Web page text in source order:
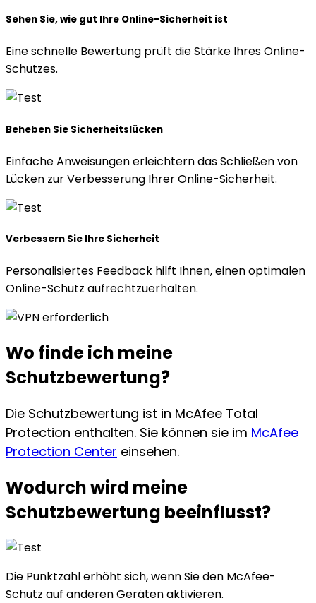
Sehen Sie, wie gut Ihre Online-Sicherheit ist
Eine schnelle Bewertung prüft die Stärke Ihres Online-
Schutzes.
Beheben Sie Sicherheitslücken
Einfache Anweisungen erleichtern das Schließen von
Lücken zur Verbesserung Ihrer Online-Sicherheit.
Verbessern Sie Ihre Sicherheit
Personalisiertes Feedback hilft Ihnen, einen optimalen
Online-Schutz aufrechtzuerhalten.
Wo finde ich meine
Schutzbewertung?
Die Schutzbewertung ist in McAfee Total
Protection enthalten. Sie können sie im McAfee
Protection Center einsehen.
Wodurch wird meine
Schutzbewertung beeinflusst?
Die Punktzahl erhöht sich, wenn Sie den McAfee-
Schutz auf anderen Geräten aktivieren.